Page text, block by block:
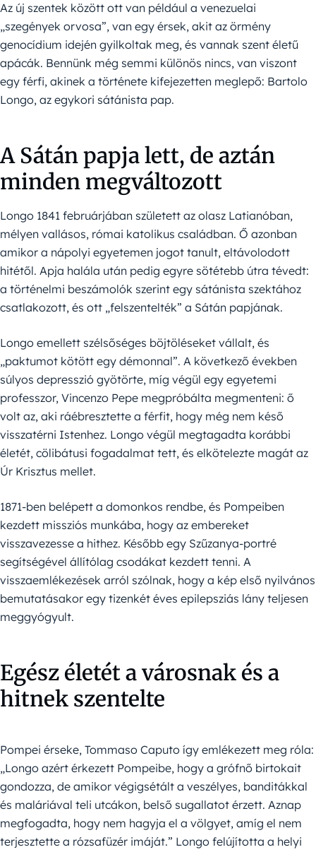
Az új szentek között ott van például a venezuelai
„szegények orvosa”, van egy érsek, akit az örmény
genocídium idején gyilkoltak meg, és vannak szent életű
apácák. Bennünk még semmi különös nincs, van viszont
egy férfi, akinek a története kifejezetten meglepő: Bartolo
Longo, az egykori sátánista pap.
A Sátán papja lett, de aztán
minden megváltozott
Longo 1841 februárjában született az olasz Latianóban,
mélyen vallásos, római katolikus családban. Ő azonban
amikor a nápolyi egyetemen jogot tanult, eltávolodott
hitétől. Apja halála után pedig egyre sötétebb útra tévedt:
a történelmi beszámolók szerint egy sátánista szektához
csatlakozott, és ott „felszentelték” a Sátán papjának.
Longo emellett szélsőséges böjtöléseket vállalt, és
„paktumot kötött egy démonnal”. A következő években
súlyos depresszió gyötörte, míg végül egy egyetemi
professzor, Vincenzo Pepe megpróbálta megmenteni: ő
volt az, aki ráébresztette a férfit, hogy még nem késő
visszatérni Istenhez. Longo végül megtagadta korábbi
életét, cölibátusi fogadalmat tett, és elkötelezte magát az
Úr Krisztus mellet.
1871-ben belépett a domonkos rendbe, és Pompeiben
kezdett missziós munkába, hogy az embereket
visszavezesse a hithez. Később egy Szűzanya-portré
segítségével állítólag csodákat kezdett tenni. A
visszaemlékezések arról szólnak, hogy a kép első nyilvános
bemutatásakor egy tizenkét éves epilepsziás lány teljesen
meggyógyult.
Egész életét a városnak és a
hitnek szentelte
Pompei érseke, Tommaso Caputo így emlékezett meg róla:
„Longo azért érkezett Pompeibe, hogy a grófnő birtokait
gondozza, de amikor végigsétált a veszélyes, banditákkal
és maláriával teli utcákon, belső sugallatot érzett. Aznap
megfogadta, hogy nem hagyja el a völgyet, amíg el nem
terjesztette a rózsafüzér imáját.” Longo felújította a helyi